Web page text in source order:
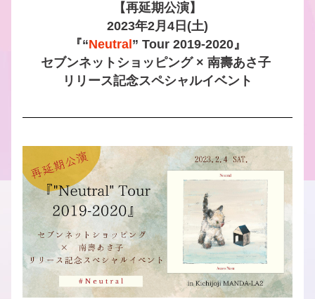
【再延期公演】
2023年2月4日(土)
『“Neutral ” Tour 2019-2020』
セブンネットショッピング × 南壽あさ子
リリース記念スペシャルイベント